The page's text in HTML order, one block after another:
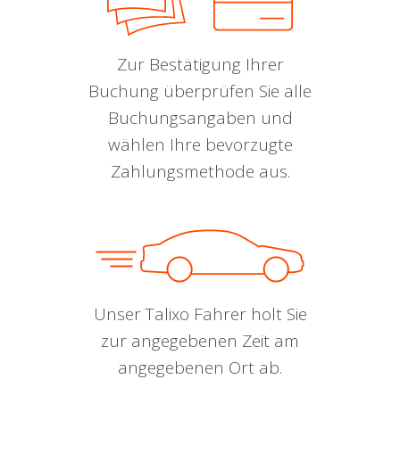
Zur Bestätigung Ihrer
Buchung überprüfen Sie alle
Buchungsangaben und
wählen Ihre bevorzugte
Zahlungsmethode aus.
Unser Talixo Fahrer holt Sie
zur angegebenen Zeit am
angegebenen Ort ab.